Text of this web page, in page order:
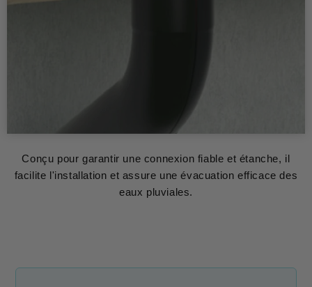
Conçu pour garantir une connexion fiable et étanche, il
facilite l'installation et assure une évacuation efficace des
eaux pluviales.